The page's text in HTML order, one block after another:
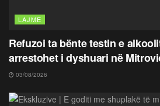
LAJME
Refuzoi ta bënte testin e
arrestohet i dyshuari në
03/08/2026